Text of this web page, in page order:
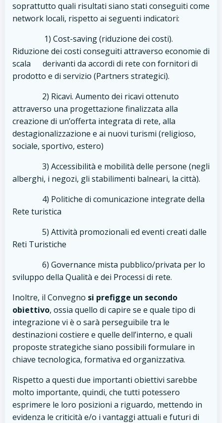
soprattutto quali risultati siano stati conseguiti come
network locali, rispetto ai seguenti indicatori:
1) Cost-saving (riduzione dei costi).
Riduzione dei costi conseguiti attraverso economie di
scala derivanti da accordi di rete con fornitori di
prodotto e di servizio (Partners strategici).
2) Ricavi. Aumento dei ricavi ottenuto
attraverso una progettazione finalizzata alla
creazione di un’offerta integrata di rete, alla
destagionalizzazione e ai nuovi turismi (religioso,
sociale, sportivo, estero)
3) Accessibilità e mobilità delle persone (negli
alberghi, i negozi, gli stabilimenti balneari, la città).
4) Politiche di comunicazione integrate della
Rete turistica
5) Attività promozionali ed eventi creati dalle
Reti Turistiche
6) Governance mista pubblico/privata per lo
sviluppo della Qualità e dei Processi di rete.
Inoltre, il Convegno si prefigge un secondo
obiettivo, ossia quello di capire se e quale tipo di
integrazione vi è o sarà perseguibile tra le
destinazioni costiere e quelle dell’interno, e quali
proposte strategiche siano possibili formulare in
chiave tecnologica, formativa ed organizzativa.
Rispetto a questi due importanti obiettivi sarebbe
molto importante, quindi, che tutti potessero
esprimere le loro posizioni a riguardo, mettendo in
evidenza le criticità e/o i vantaggi attuali e futuri di